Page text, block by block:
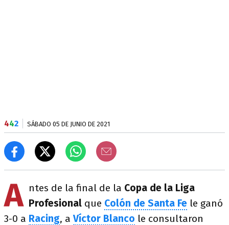
442 SÁBADO 05 DE JUNIO DE 2021
A ntes de la final de la Copa de la Liga
Profesional que Colón de Santa Fe le ganó
3-0 a Racing, aVíctor Blanco le consultaron